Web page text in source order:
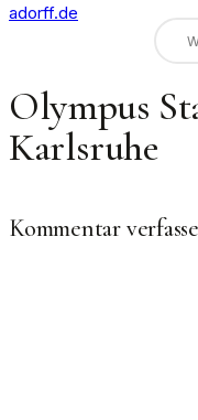
Olympus
Karlsruhe
Kommentar